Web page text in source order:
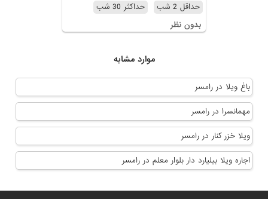
حداقل 2 شب
حداکثر 30 شب
بدون نظر
موارد مشابه
باغ ویلا در رامسر
مهمانسرا در رامسر
ویلا خزر کنار در رامسر
اجاره ویلا بیلیارد دار بلوار معلم در رامسر